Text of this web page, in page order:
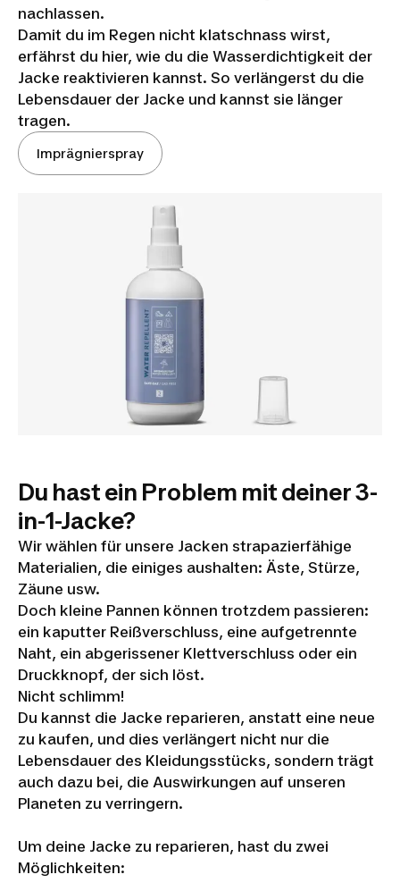
nachlassen.
Damit du im Regen nicht klatschnass wirst,
erfährst du hier, wie du die Wasserdichtigkeit der
Jacke reaktivieren kannst. So verlängerst du die
Lebensdauer der Jacke und kannst sie länger
tragen.
Imprägnierspray
Du hast ein Problem mit deiner 3-
in-1-Jacke?
Wir wählen für unsere Jacken strapazierfähige
Materialien, die einiges aushalten: Äste, Stürze,
Zäune usw.
Doch kleine Pannen können trotzdem passieren:
ein kaputter Reißverschluss, eine aufgetrennte
Naht, ein abgerissener Klettverschluss oder ein
Druckknopf, der sich löst.
Nicht schlimm!
Du kannst die Jacke reparieren, anstatt eine neue
zu kaufen, und dies verlängert nicht nur die
Lebensdauer des Kleidungsstücks, sondern trägt
auch dazu bei, die Auswirkungen auf unseren
Planeten zu verringern.
Um deine Jacke zu reparieren, hast du zwei
Möglichkeiten: